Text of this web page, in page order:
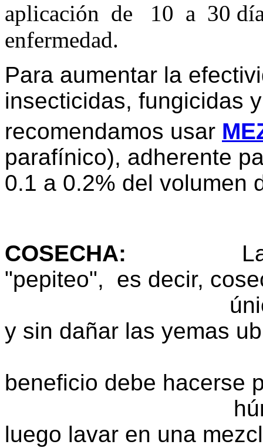
aplicación de 10 a 30
enfermedad.
Para aumentar la
insecticidas, fungicidas
recomendamos usar
parafínico), adherente
0.1 a 0.2% del volumen
COSECHA:
"pepiteo", es decir,
únicamente
y sin dañar las yemas
beneficio debe hacerse
húmedo:
luego lavar en una